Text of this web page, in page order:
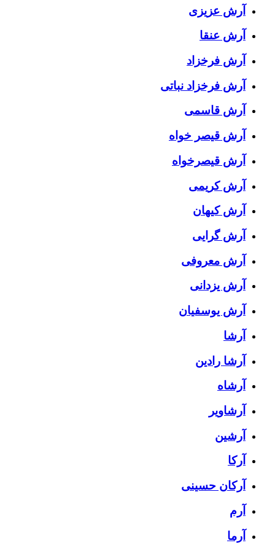
آرش عزیزی
آرش عنقا
آرش فرخزاد
آرش فرخزاد نباتی
آرش قاسمی
آرش قیصر خواه
آرش قیصرخواه
آرش کریمی
آرش کیهان
آرش گرایی
آرش معروفی
آرش یزدانی
آرش یوسفیان
آرشا
آرشا رادین
آرشاه
آرشاویر
آرشین
آرکا
آرکان حسینی
آرم
آرما